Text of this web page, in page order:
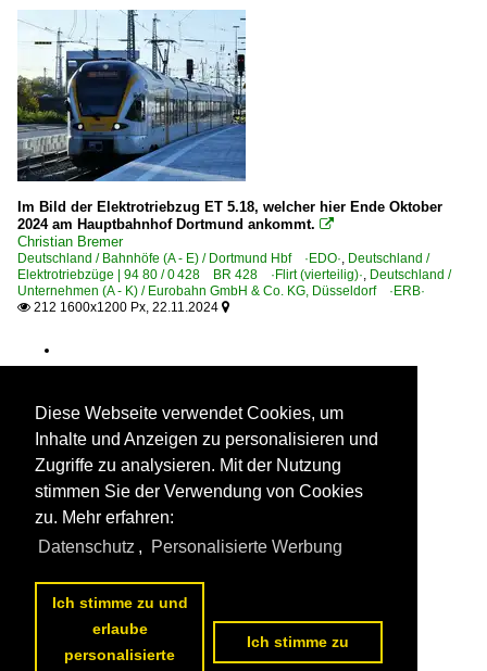
0 521 RABe 521 · 526 ·SBB· Flirt CH+D
Im Bild der Elektrotriebzug ET 5.18, welcher hier Ende Oktober
2024 am Hauptbahnhof Dortmund ankommt. 
Christian Bremer
Deutschland / Bahnhöfe (A - E) / Dortmund Hbf ·EDO·, Deutschland /
Elektrotriebzüge | 94 80 / 0 428 BR 428 ·Flirt (vierteilig)·, Deutschland /
Unternehmen (A - K) / Eurobahn GmbH & Co. KG, Düsseldorf ·ERB·
 212 1600x1200 Px, 22.11.2024 
Diese Webseite verwendet Cookies, um
Inhalte und Anzeigen zu personalisieren und
Zugriffe zu analysieren. Mit der Nutzung
stimmen Sie der Verwendung von Cookies
zu. Mehr erfahren:
Datenschutz , Personalisierte Werbung
Ich stimme zu und
erlaube
personalisierte
Ich stimme zu